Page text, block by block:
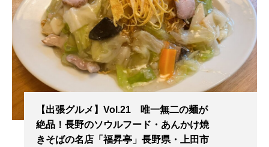
【出張グルメ】Vol.21 唯一無二の麺が
絶品！長野のソウルフード・あんかけ焼
きそばの名店「福昇亭」長野県・上田市